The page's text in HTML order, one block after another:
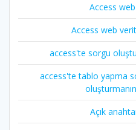
Access
Access web
access'te sorgu
access'te tablo yapma
Açık